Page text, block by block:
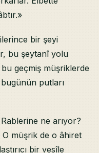
bir şeyi
bu şeytanî yolu
geçmiş müşriklerde
putları
ne arıyor?
O müşrik de o âhiret
bir vesîle